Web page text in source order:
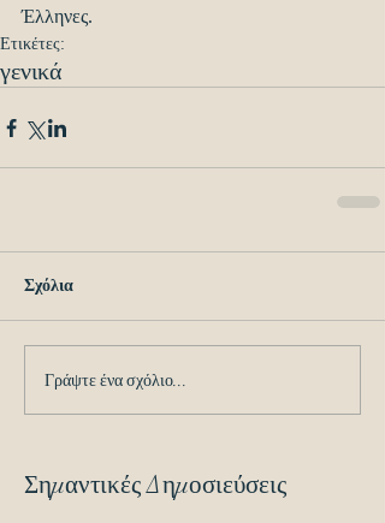
Έλληνες.
Ετικέτες:
γενικά
Σχόλια
Γράψτε ένα σχόλιο...
Σημαντικές Δημοσιεύσεις